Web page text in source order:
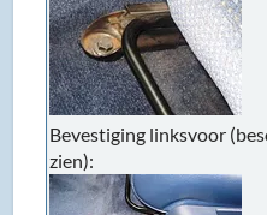
Bevestiging linksvoor
zien):